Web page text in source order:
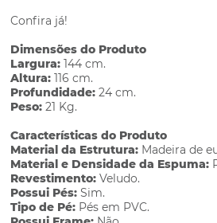
Confira já!
Dimensões do Produto
Largura: 144 cm.
Altura: 116 cm.
Profundidade: 24 cm.
Peso: 21 Kg.
Características do Produto
Material da Estrutura: Madeira de
Material e Densidade da Espuma:
Revestimento: Veludo.
Possui Pés: Sim.
Tipo de Pé: Pés em PVC.